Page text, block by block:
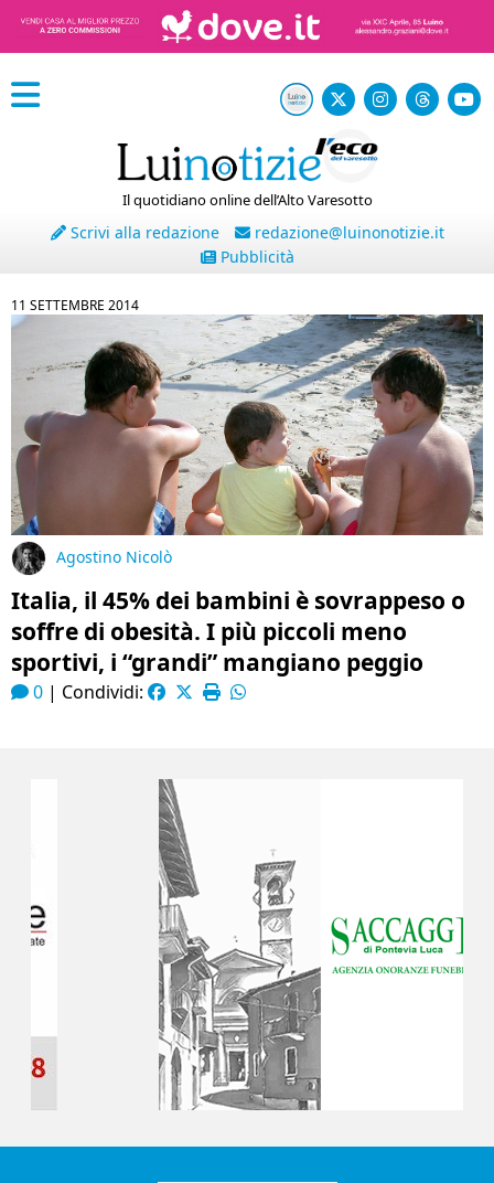
Il quotidiano online dell’Alto Varesotto
Scrivi alla redazione
redazione@luinonotizie.it
Pubblicità
11 SETTEMBRE 2014
Agostino Nicolò
Italia, il 45% dei bambini è sovrappeso o
soffre di obesità. I più piccoli meno
sportivi, i “grandi” mangiano peggio
0 | Condividi: